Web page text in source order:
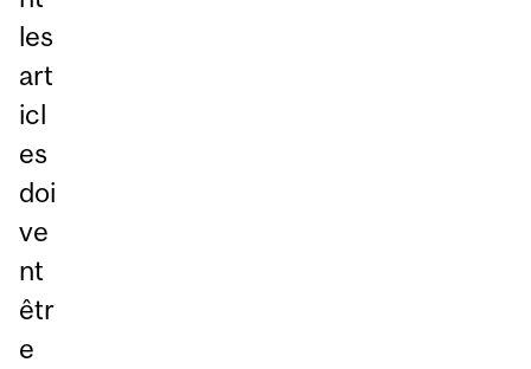
les
art
icl
es
doi
ve
nt
êtr
e